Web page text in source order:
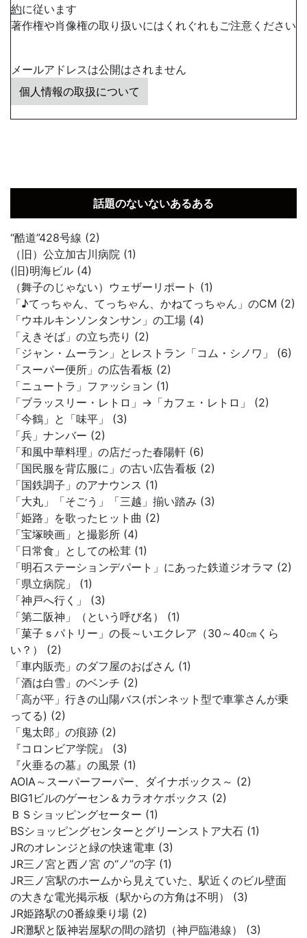
約に従います
著作権や肖像権の取り扱いにはくれぐれもご注意ください
メールアドレスは公開はされません
個人情報の取扱について
話題のないないあるある
“酷道”428号線 (2)
（旧）公立加古川病院 (1)
(旧)明海ビル (4)
（舞子のじゃない）ウェザーリポート (1)
「♪てっちゃん、てっちゃん、かねてっちゃん」のCM (2)
「ウヰルキンソンタンサン」の工場 (4)
「えきそば」の立ち売り (2)
「ジャン・ムーラン」とレストラン「コム・シノワ」 (6)
「スーパー便所」の広告看板 (2)
「ニュートラ」ファッション (1)
「ブラッスリー・レトロ」→「カフェ・レトロ」 (2)
「今鶴」と「味平」 (3)
「兵」ナンバー (2)
「和風中華料理」の店だった春陽軒 (6)
「国民服を背広服に」の古い広告看板 (2)
「国鉄調子」のアナウンス (1)
「大丸」「そごう」「三越」揃い踏み (3)
「姫路」を歌ったヒット曲 (2)
「宝塚映画」と撮影所 (4)
「日常食」としての松茸 (1)
「明石ステーションデパート」にあった鉄道ジオラマ (2)
「県立病院」 (1)
「神戸へ行く」 (3)
「第二阪神」（という呼び名） (1)
「菓子ｓパトリー」の長～いエクレア（30～40㎝くら
い？） (2)
「車内販売」のダフ屋のおばさん (1)
「酒は白雪」のベンチ (2)
「高が平」行きの山陽バス(ボンネット型で車掌さんが乗
ってる) (2)
「鬼太郎」の痕跡 (2)
『コロンビア学院』 (3)
『火垂るの墓』の風景 (1)
AOIA～スーパーフーパー、ダイナボックス～ (2)
BIG1ビルのゲーセン＆カラオケボックス (2)
ＢＳショッピングセーター (1)
BSショッピングセンターとグリーンストア大石 (1)
JRのオレンジと緑の快速電車 (3)
JR三ノ宮と西ノ宮 の“ノ”の字 (1)
JR三ノ宮駅のホームから見えていた、駅近くのビル壁面
の大きな電光掲示板（駅からの方角は不明） (3)
JR姫路駅の0番線乗り場 (2)
JR灘駅と阪神岩屋駅の間の踏切（神戸臨港線） (3)